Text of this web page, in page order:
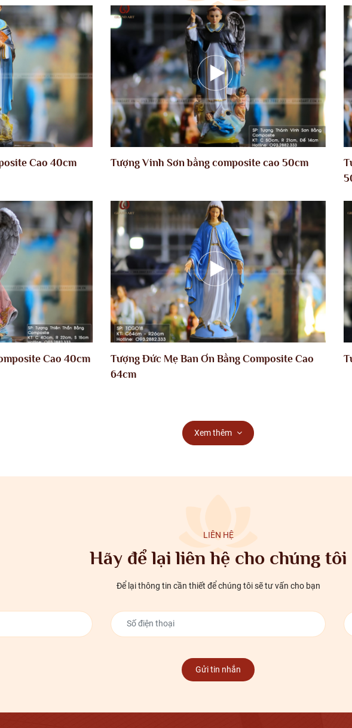
Cao 40cm Tượng Vinh Sơn bằng composite cao 50cm
Cao 40cm
Tượng Đức Mẹ Ban Ơn Bằng Composite Cao
64cm
Xem thêm
LIÊN HỆ
Hãy để lại liên hệ cho chúng tôi
Để lại thông tin cần thiết để chúng tôi sẽ tư vấn cho bạn
Gửi tin nhắn